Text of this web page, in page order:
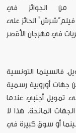
كبير من الجوائز في
الحائز على
في مهرجان الأقصر
فالسينما التونسية
جهات أوروبية رسمية
تمويل أجنبي عندما
المانحة. هذا لا
سينما أو سوق كبيرة في